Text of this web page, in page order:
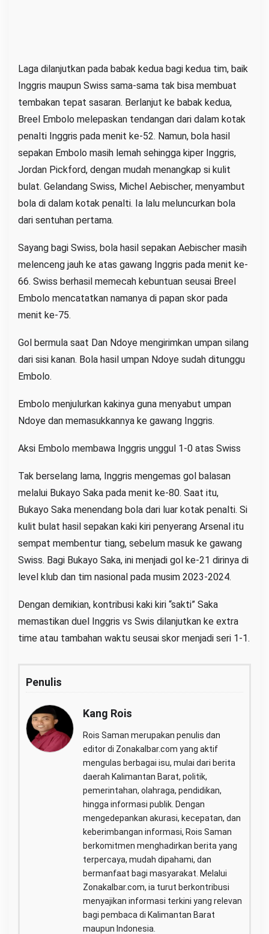
Laga dilanjutkan pada babak kedua bagi kedua tim, baik
Inggris maupun Swiss sama-sama tak bisa membuat
tembakan tepat sasaran. Berlanjut ke babak kedua,
Breel Embolo melepaskan tendangan dari dalam kotak
penalti Inggris pada menit ke-52. Namun, bola hasil
sepakan Embolo masih lemah sehingga kiper Inggris,
Jordan Pickford, dengan mudah menangkap si kulit
bulat. Gelandang Swiss, Michel Aebischer, menyambut
bola di dalam kotak penalti. Ia lalu meluncurkan bola
dari sentuhan pertama.
Sayang bagi Swiss, bola hasil sepakan Aebischer masih
melenceng jauh ke atas gawang Inggris pada menit ke-
66. Swiss berhasil memecah kebuntuan seusai Breel
Embolo mencatatkan namanya di papan skor pada
menit ke-75.
Gol bermula saat Dan Ndoye mengirimkan umpan silang
dari sisi kanan. Bola hasil umpan Ndoye sudah ditunggu
Embolo.
Embolo menjulurkan kakinya guna menyabut umpan
Ndoye dan memasukkannya ke gawang Inggris.
Aksi Embolo membawa Inggris unggul 1-0 atas Swiss
Tak berselang lama, Inggris mengemas gol balasan
melalui Bukayo Saka pada menit ke-80. Saat itu,
Bukayo Saka menendang bola dari luar kotak penalti. Si
kulit bulat hasil sepakan kaki kiri penyerang Arsenal itu
sempat membentur tiang, sebelum masuk ke gawang
Swiss. Bagi Bukayo Saka, ini menjadi gol ke-21 dirinya di
level klub dan tim nasional pada musim 2023-2024.
Dengan demikian, kontribusi kaki kiri “sakti” Saka
memastikan duel Inggris vs Swis dilanjutkan ke extra
time atau tambahan waktu seusai skor menjadi seri 1-1.
Penulis
Kang Rois
Rois Saman merupakan penulis dan
editor di Zonakalbar.com yang aktif
mengulas berbagai isu, mulai dari berita
daerah Kalimantan Barat, politik,
pemerintahan, olahraga, pendidikan,
hingga informasi publik. Dengan
mengedepankan akurasi, kecepatan, dan
keberimbangan informasi, Rois Saman
berkomitmen menghadirkan berita yang
terpercaya, mudah dipahami, dan
bermanfaat bagi masyarakat. Melalui
Zonakalbar.com, ia turut berkontribusi
menyajikan informasi terkini yang relevan
bagi pembaca di Kalimantan Barat
maupun Indonesia.